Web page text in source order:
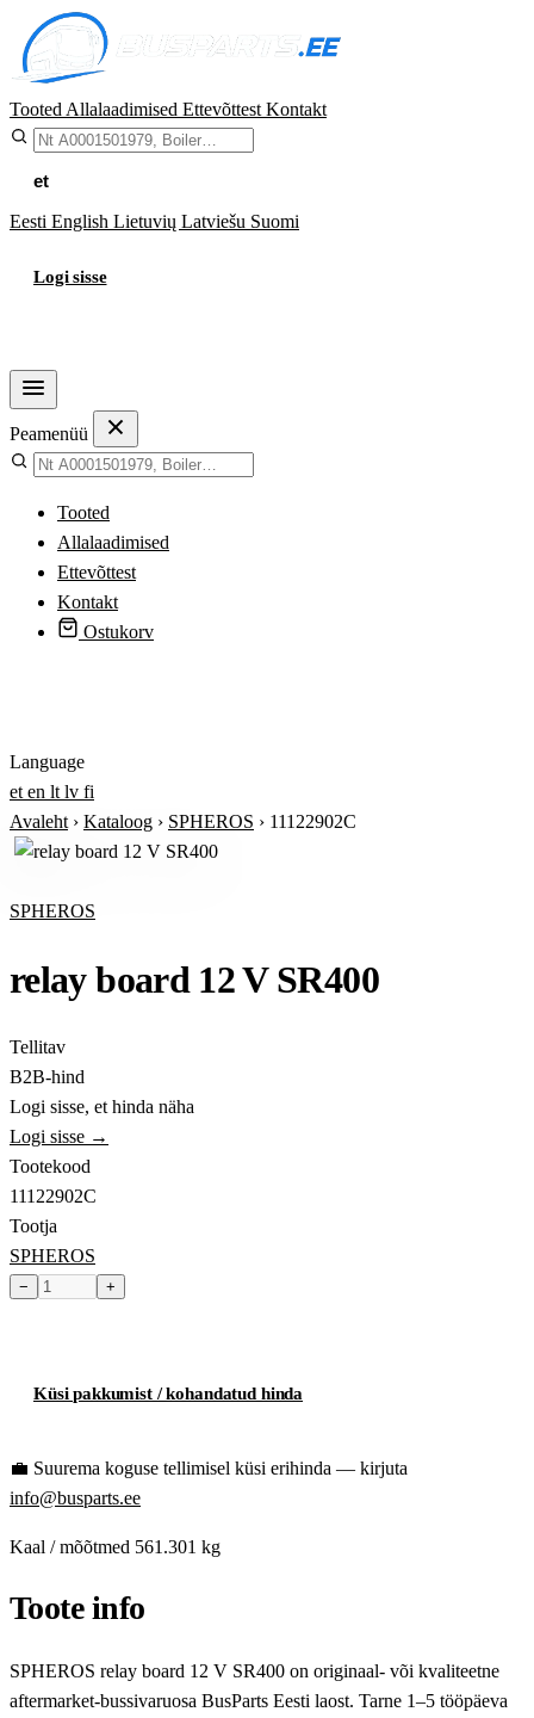
Tooted Allalaadimised Ettevõttest Kontakt
et
Eesti English Lietuvių Latviešu Suomi
Logi sisse
Peamenüü
Tooted
Allalaadimised
Ettevõttest
Kontakt
Ostukorv
Language
et en lt lv fi
Avaleht › Kataloog › SPHEROS › 11122902C
SPHEROS
relay board 12 V SR400
Tellitav
B2B-hind
Logi sisse, et hinda näha
Logi sisse →
Tootekood
11122902C
Tootja
SPHEROS
− +
Küsi pakkumist / kohandatud hinda
💼 Suurema koguse tellimisel küsi erihinda — kirjuta
info@busparts.ee
Kaal / mõõtmed 561.301 kg
Toote info
SPHEROS relay board 12 V SR400 on originaal- või kvaliteetne
aftermarket-bussivaruosa BusParts Eesti laost. Tarne 1–5 tööpäeva